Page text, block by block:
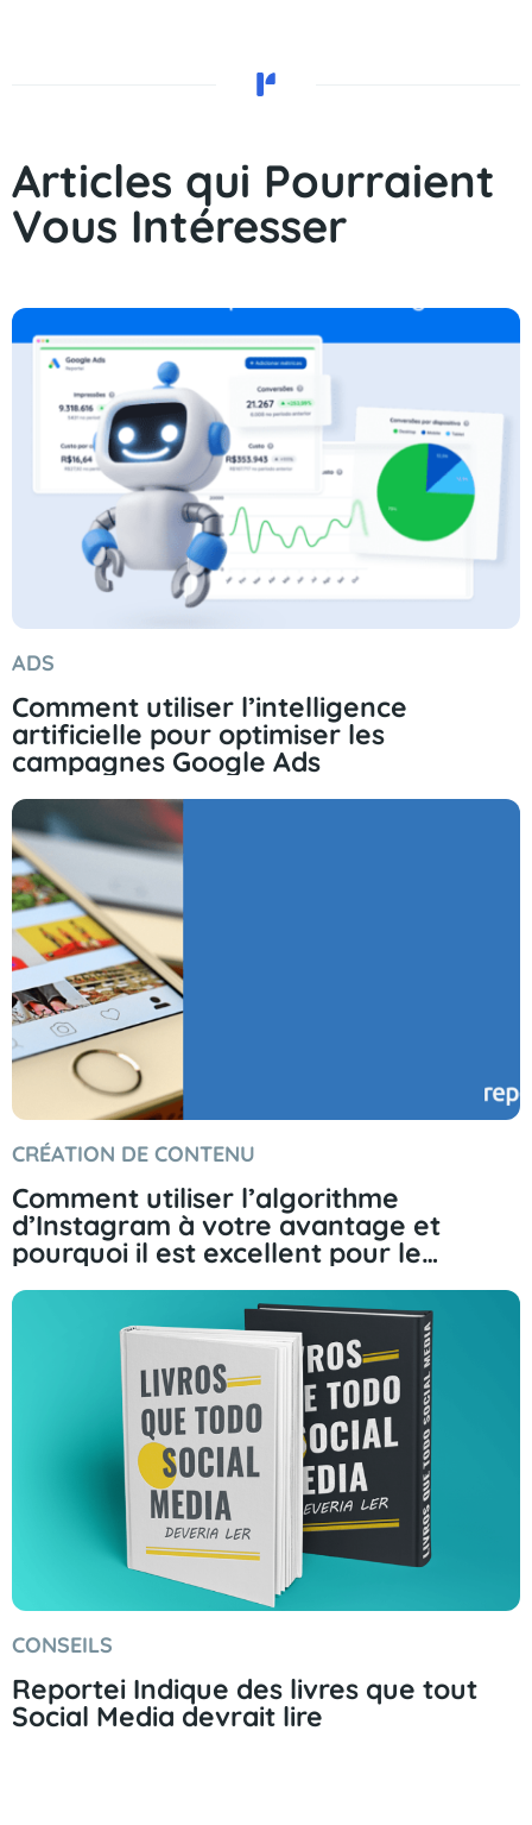
Articles qui Pourraient
Vous Intéresser
ADS
Comment utiliser l’intelligence
artificielle pour optimiser les
campagnes Google Ads
CRÉATION DE CONTENU
Comment utiliser l’algorithme
d’Instagram à votre avantage et
pourquoi il est excellent pour le
CONSEILS
Reportei Indique des livres que tout
Social Media devrait lire